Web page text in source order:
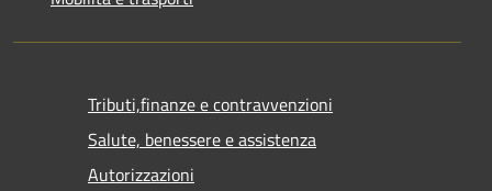
Tributi,finanze e contravvenzioni
Salute, benessere e assistenza
Autorizzazioni